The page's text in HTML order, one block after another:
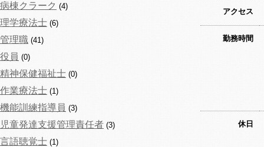
病棟クラーク (4)
理学療法士 (6)
管理職 (41)
役員 (0)
精神保健福祉士 (0)
作業療法士 (1)
機能訓練指導員 (3)
児童発達支援管理責任者 (3)
言語聴覚士 (1)
アクセス
勤務時間
休日